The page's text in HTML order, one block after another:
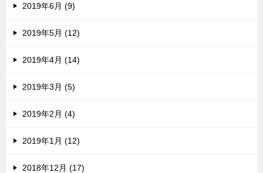
2019年6月 (9)
2019年5月 (12)
2019年4月 (14)
2019年3月 (5)
2019年2月 (4)
2019年1月 (12)
2018年12月 (17)